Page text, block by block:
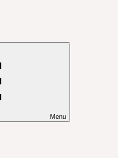
Menu